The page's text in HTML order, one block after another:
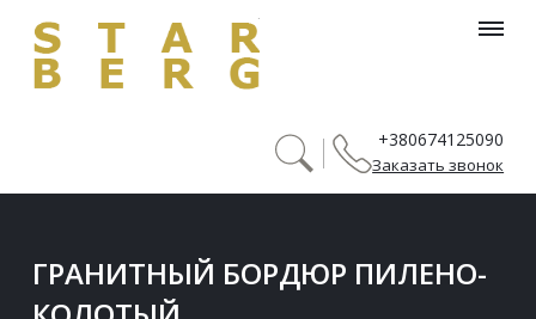
header_menu_searh_page_title
+380674125090
Заказать звонок
ГРАНИТНЫЙ БОРДЮР ПИЛЕНО-